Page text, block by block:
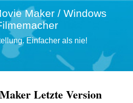
Maker / Windows
Einfacher als nie!
Letzte Version